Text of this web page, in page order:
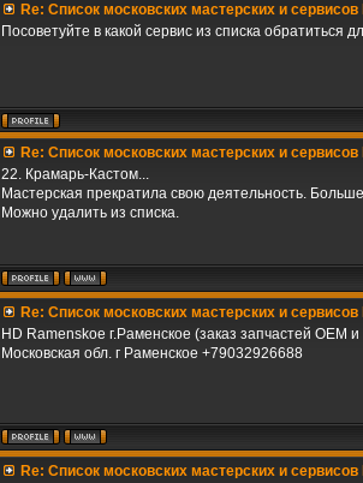
Re: Список московских мастерских и
Посоветуйте в какой сервис из списка обратиться
Re: Список московских мастерских и
22. Крамарь-Кастом...
Мастерская прекратила свою деятельность.
Можно удалить из списка.
Re: Список московских мастерских и
HD Ramenskoe г.Раменское (заказ запчастей ОЕМ
Московская обл. г Раменское +79032926688
Re: Список московских мастерских и